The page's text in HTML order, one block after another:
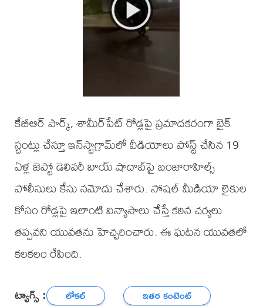
కేబీఆర్ పార్క్, శామీర్‌పేట్ రోడ్లపై ప్రమాదకరంగా బైక్
స్టంట్లు చేస్తూ ఇన్‌స్టాగ్రామ్‌లో వీడియోలు పోస్ట్ చేసిన 19
ఏళ్ల జెప్టో డెలివరీ బాయ్ షాదాబ్‌పై బంజారాహిల్స్
పోలీసులు కేసు నమోదు చేశారు. సోషల్ మీడియా లైకుల
కోసం రోడ్లపై ఇలాంటి విన్యాసాలు చేస్తే కఠిన చర్యలు
తప్పవని యువతను హెచ్చరించారు. ఈ ఘటన యువతలో
కలకలం రేపింది.
ట్యాగ్స్ : లోకల్
ఇతర కంటెంట్